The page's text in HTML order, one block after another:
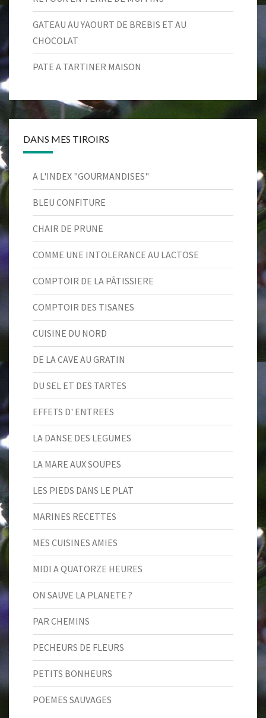
GATEAU AU YAOURT DE BREBIS ET AU
CHOCOLAT
PATE A TARTINER MAISON
DANS MES TIROIRS
A L'INDEX "GOURMANDISES"
BLEU CONFITURE
CHAIR DE PRUNE
COMME UNE INTOLERANCE AU LACTOSE
COMPTOIR DE LA PÂTISSIERE
COMPTOIR DES TISANES
CUISINE DU NORD
DE LA CAVE AU GRATIN
DU SEL ET DES TARTES
EFFETS D' ENTREES
LA DANSE DES LEGUMES
LA MARE AUX SOUPES
LES PIEDS DANS LE PLAT
MARINES RECETTES
MES CUISINES AMIES
MIDI A QUATORZE HEURES
ON SAUVE LA PLANETE ?
PAR CHEMINS
PECHEURS DE FLEURS
PETITS BONHEURS
POEMES SAUVAGES